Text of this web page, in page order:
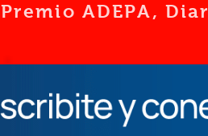
Premio ADEPA,